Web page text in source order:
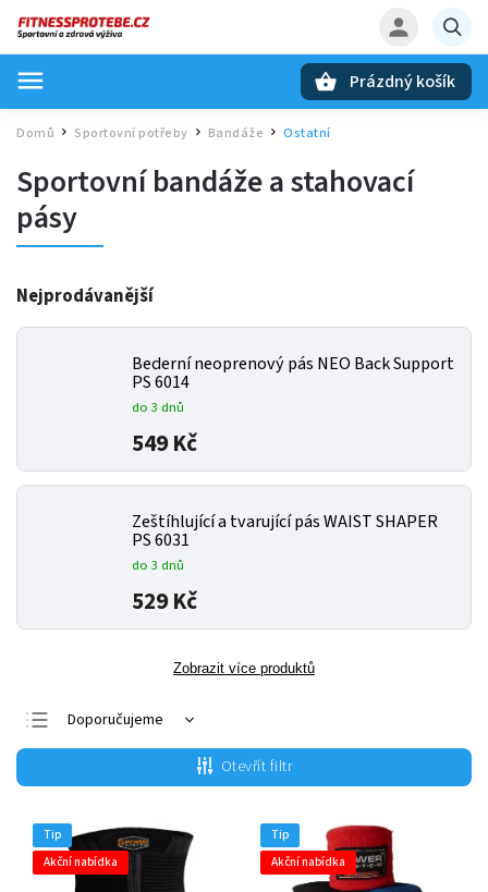
Prázdný košík
Domů / Sportovní potřeby Bandáže / Ostatní
Sportovní bandáže a stahovací
pásy
Nejprodávanější
Bederní neoprenový pás NEO Back Support
PS 6014
do 3 dnů
549 Kč
Zeštíhlující a tvarující pás WAIST SHAPER
PS 6031
do 3 dnů
529 Kč
Zobrazit více produktů
Doporučujeme
Nejlevnější
Nejdražší
Nejprodávanější
Abecedně
Otevřít filtr
Tip
Akční nabídka
Tip
Akční nabídka